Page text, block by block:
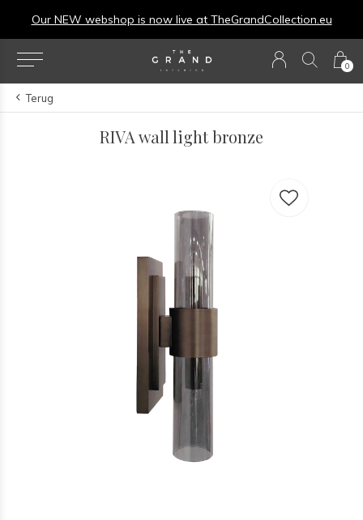
0
Our NEW webshop is now live at TheGrandCollection.eu
Terug
RIVA wall light bronze